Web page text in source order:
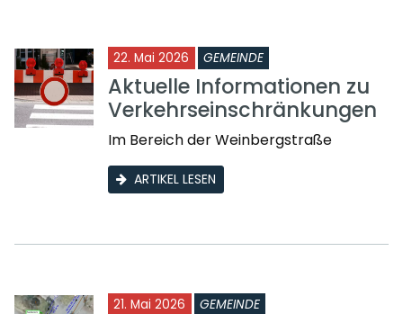
22. Mai 2026 GEMEINDE
Aktuelle Informationen zu
Verkehrseinschränkungen
Im Bereich der Weinbergstraße
ARTIKEL LESEN
21. Mai 2026 GEMEINDE